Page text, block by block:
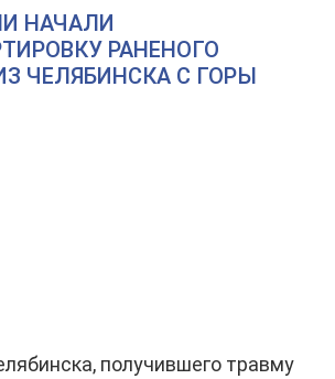
НАЧАЛИ
РАНЕНОГО
ЧЕЛЯБИНСКА С ГОРЫ
получившего травму